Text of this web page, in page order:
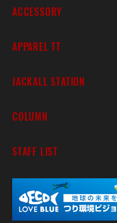
ACCESSORY
APPAREL TT
JACKALL STATION
COLUMN
STAFF LIST